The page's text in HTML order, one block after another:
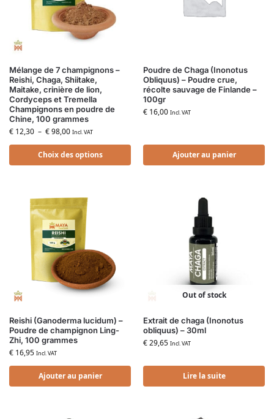
Mélange de 7 champignons –
Reishi, Chaga, Shiitake,
Maitake, crinière de lion,
Cordyceps et Tremella
Champignons en poudre de
Chine, 100 grammes
€ 12,30 – €98,00 Incl. VAT
Choix des options
Poudre de Chaga (Inonotus
Obliquus) – Poudre crue,
récolte sauvage de Finlande –
100gr
€ 16,00 Incl. VAT
Ajouter au panier
Reishi (Ganoderma lucidum) –
Poudre de champignon Ling-
Zhi, 100 grammes
€ 16,95 Incl. VAT
Ajouter au panier
Out of stock
Extrait de chaga (Inonotus
obliquus) – 30ml
€29,65 Incl. VAT
Lire la suite